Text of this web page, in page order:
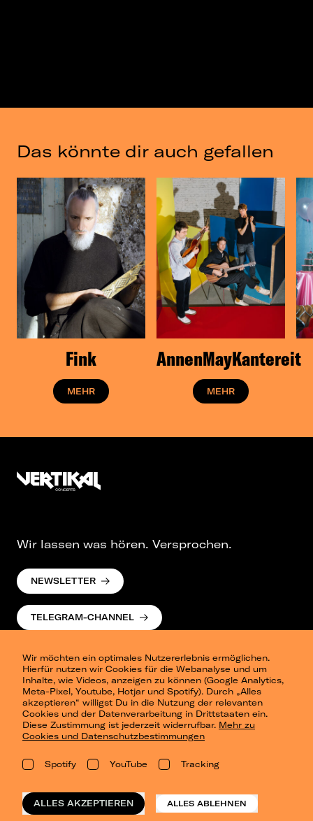
Das könnte dir auch gefallen
Fink
MEHR
AnnenMayKantereit
MEHR
Wir möchten ein optimales Nutzererlebnis ermöglichen.
Hierfür nutzen wir Cookies für die Webanalyse und um
Inhalte, wie Videos, anzeigen zu können (Google Analytics,
Meta-Pixel, Youtube, Hotjar und Spotify). Durch „Alles
akzeptieren“ willigst Du in die Nutzung der relevanten
Cookies und der Datenverarbeitung in Drittstaaten ein.
Diese Zustimmung ist jederzeit widerrufbar. Mehr zu
Cookies und Datenschutzbestimmungen
Spotify YouTube Tracking
ALLES AKZEPTIEREN ALLES ABLEHNEN
Wir lassen was hören. Versprochen.
NEWSLETTER
TELEGRAM-CHANNEL
Presse
Berlin
Dresden
Leipzig
Konzertsommer Petersberg
Vergangene Shows
o_team